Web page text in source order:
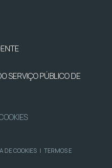
SERVIÇO PÚBLICO DE
DE COOKIES | TERMOS E